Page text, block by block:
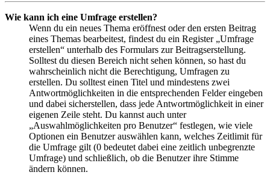
Wie kann ich eine Umfrage erstellen?
Wenn du ein neues Thema eröffnest oder den ersten Beitrag
eines Themas bearbeitest, findest du ein Register „Umfrage
erstellen“ unterhalb des Formulars zur Beitragserstellung.
Solltest du diesen Bereich nicht sehen können, so hast du
wahrscheinlich nicht die Berechtigung, Umfragen zu
erstellen. Du solltest einen Titel und mindestens zwei
Antwortmöglichkeiten in die entsprechenden Felder eingeben
und dabei sicherstellen, dass jede Antwortmöglichkeit in einer
eigenen Zeile steht. Du kannst auch unter
„Auswahlmöglichkeiten pro Benutzer“ festlegen, wie viele
Optionen ein Benutzer auswählen kann, welches Zeitlimit für
die Umfrage gilt (0 bedeutet dabei eine zeitlich unbegrenzte
Umfrage) und schließlich, ob die Benutzer ihre Stimme
ändern können.